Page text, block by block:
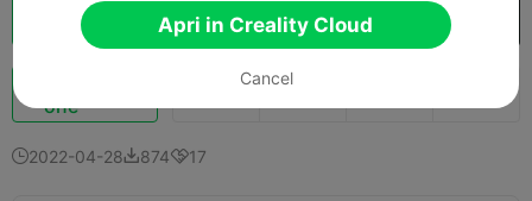
Cloud Slice Apri in Creality Cloud
one
2022-04-2887417
Apri in Creality Cloud
Cancel